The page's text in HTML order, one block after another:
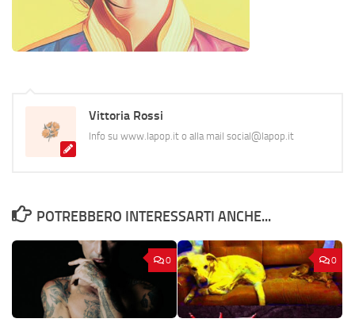
Vittoria Rossi
Info su www.lapop.it o alla mail social@lapop.it
POTREBBERO INTERESSARTI ANCHE...
0 0